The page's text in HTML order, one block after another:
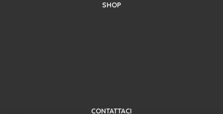
SHOP
CONTATTACI